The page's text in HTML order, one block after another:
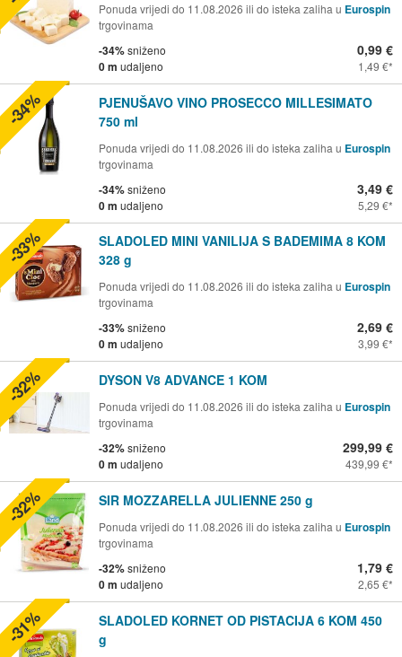
Ponuda vrijedi do 11.08.2026 ili do isteka zaliha u Eurospin
trgovinama
-34%sniženo
0 m udaljeno
0,99 €
1,49 €
PJENUŠAVO VINO PROSECCO MILLESIMATO
750 ml
Ponuda vrijedi do 11.08.2026 ili do isteka zaliha u Eurospin
trgovinama
-34%sniženo
0 m udaljeno
3,49 €
5,29 €
-34%
SLADOLED MINI VANILIJA S BADEMIMA 8 KOM
328 g
Ponuda vrijedi do 11.08.2026 ili do isteka zaliha u Eurospin
trgovinama
-33%sniženo
0 m udaljeno
2,69 €
3,99 €
-33%
DYSON V8 ADVANCE 1 KOM
Ponuda vrijedi do 11.08.2026 ili do isteka zaliha u Eurospin
trgovinama
-32%sniženo
0 m udaljeno
299,99 €
439,99 €
-32%
SIR MOZZARELLA JULIENNE 250 g
Ponuda vrijedi do 11.08.2026 ili do isteka zaliha u Eurospin
trgovinama
-32%sniženo
0 m udaljeno
1,79 €
2,65 €
-32%
SLADOLED KORNET OD PISTACIJA 6 KOM 450
g
-31%